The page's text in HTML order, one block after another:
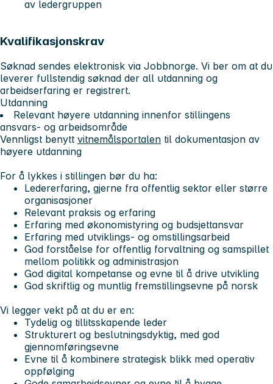
av ledergruppen
Kvalifikasjonskrav
Søknad sendes elektronisk via Jobbnorge. Vi ber om at du
leverer fullstendig søknad der all utdanning og
arbeidserfaring er registrert.
Utdanning
Relevant høyere utdanning innenfor stillingens
ansvars- og arbeidsområde
Vennligst benytt vitnemålsportalen til dokumentasjon av
høyere utdanning
For å lykkes i stillingen bør du ha:
Ledererfaring, gjerne fra offentlig sektor eller større
organisasjoner
Relevant praksis og erfaring
Erfaring med økonomistyring og budsjettansvar
Erfaring med utviklings- og omstillingsarbeid
God forståelse for offentlig forvaltning og samspillet
mellom politikk og administrasjon
God digital kompetanse og evne til å drive utvikling
God skriftlig og muntlig fremstillingsevne på norsk
Vi legger vekt på at du er en:
Tydelig og tillitsskapende leder
Strukturert og beslutningsdyktig, med god
gjennomføringsevne
Evne til å kombinere strategisk blikk med operativ
oppfølging